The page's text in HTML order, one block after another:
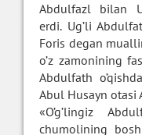
Abdulfazl bilan
erdi. Ug’li
Foris degan
o’z zamonining
Abdulfath
Abul Husayn otasi
«O’g’lingiz
chumolining